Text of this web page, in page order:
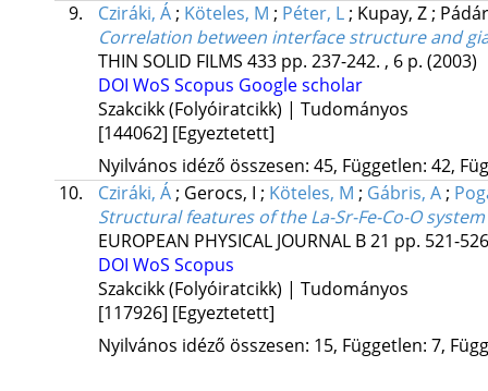
9.
Cziráki, Á; Köteles, M ; Péter, L; Kupay, Z;
Correlation between interface structure and
THIN SOLID FILMS 433 pp. 237-242. , 6 p. (2003)
DOI WoS Scopus Google scholar
Szakcikk (Folyóiratcikk) | Tudományos
[144062] [Egyeztetett]
Nyilvános idéző összesen: 45, Független: 42,
10.
Cziráki, Á; Gerocs, I ; Köteles, M ; Gábris, A;
Structural features of the La-Sr-Fe-Co-O system
EUROPEAN PHYSICAL JOURNAL B21 pp. 521-
DOI WoS Scopus
Szakcikk (Folyóiratcikk) | Tudományos
[117926] [Egyeztetett]
Nyilvános idéző összesen: 15, Független: 7,